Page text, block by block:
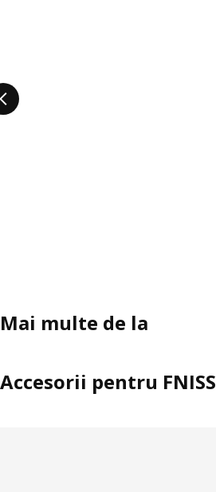
Mai multe de la
Accesorii pentru FNISS